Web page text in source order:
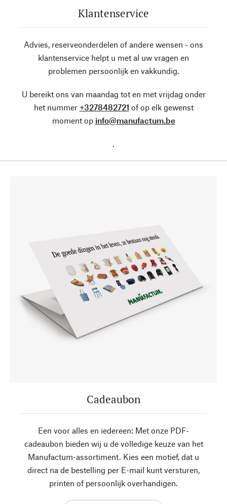
Klantenservice
Advies, reserveonderdelen of andere wensen - ons
klantenservice helpt u met al uw vragen en
problemen persoonlijk en vakkundig.
U bereikt ons van maandag tot en met vrijdag onder
het nummer +3278482721 of op elk gewenst
moment op info@manufactum.be
.
Cadeaubon
Een voor alles en iedereen: Met onze PDF-
cadeaubon bieden wij u de volledige keuze van het
Manufactum-assortiment. Kies een motief, dat u
direct na de bestelling per E-mail kunt versturen,
printen of persoonlijk overhandigen.